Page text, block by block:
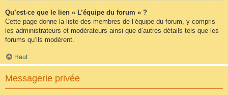
Qu’est-ce que le lien « L’équipe du forum » ?
Cette page donne la liste des membres de l’équipe du forum, y compris
les administrateurs et modérateurs ainsi que d’autres détails tels que les
forums qu’ils modèrent.
Haut
Messagerie privée